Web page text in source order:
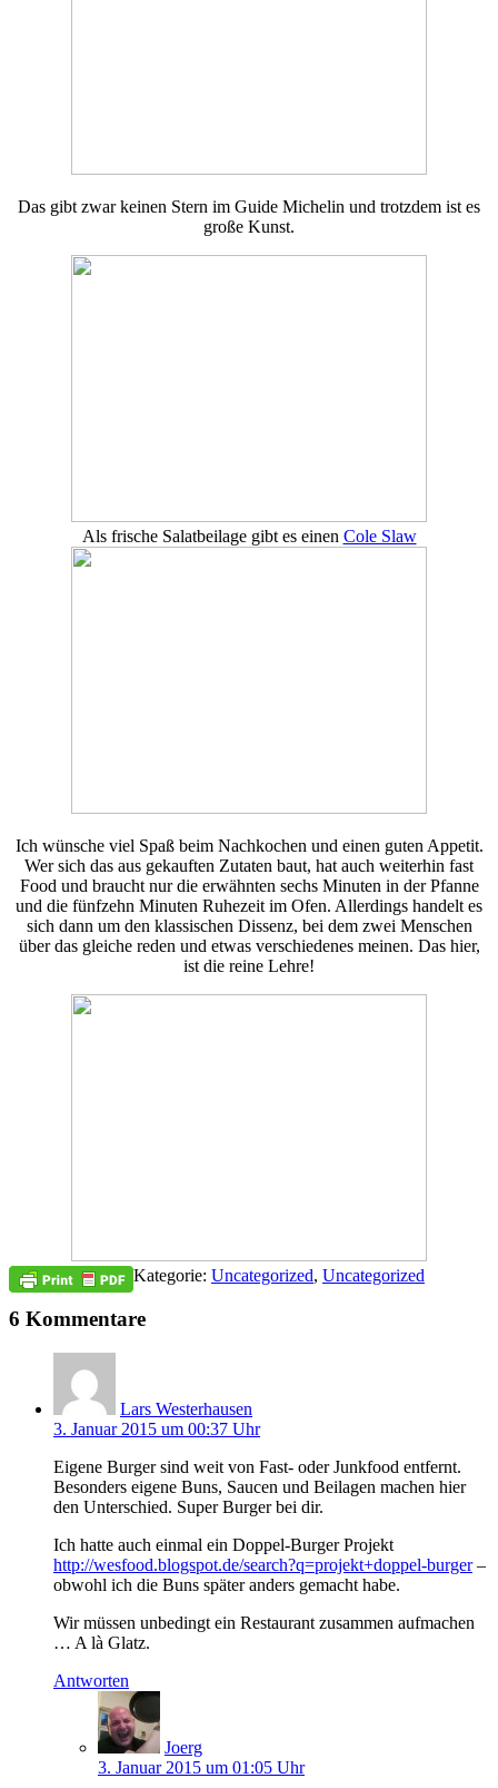
Das gibt zwar keinen Stern im Guide Michelin und trotzdem ist es
große Kunst.
Als frische Salatbeilage gibt es einen Cole Slaw
Ich wünsche viel Spaß beim Nachkochen und einen guten Appetit.
Wer sich das aus gekauften Zutaten baut, hat auch weiterhin fast
Food und braucht nur die erwähnten sechs Minuten in der Pfanne
und die fünfzehn Minuten Ruhezeit im Ofen. Allerdings handelt es
sich dann um den klassischen Dissenz, bei dem zwei Menschen
über das gleiche reden und etwas verschiedenes meinen. Das hier,
ist die reine Lehre!
Kategorie: Uncategorized, Uncategorized
6 Kommentare
Lars Westerhausen
3. Januar 2015 um 00:37 Uhr
Eigene Burger sind weit von Fast- oder Junkfood entfernt.
Besonders eigene Buns, Saucen und Beilagen machen hier
den Unterschied. Super Burger bei dir.
Ich hatte auch einmal ein Doppel-Burger Projekt
http://wesfood.blogspot.de/search?q=projekt+doppel-burger–
obwohl ich die Buns später anders gemacht habe.
Wir müssen unbedingt ein Restaurant zusammen aufmachen
… A là Glatz.
Antworten
Joerg
3. Januar 2015 um 01:05 Uhr